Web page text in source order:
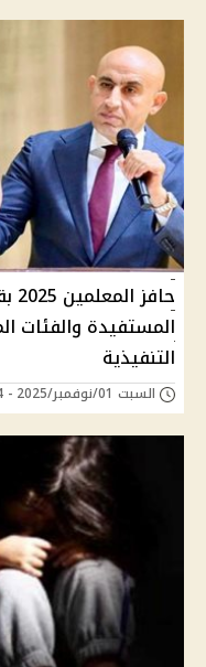
المستفيدة والفئات
التنفيذية
السبت 01/نوفمبر/2025 - 10:54 ص